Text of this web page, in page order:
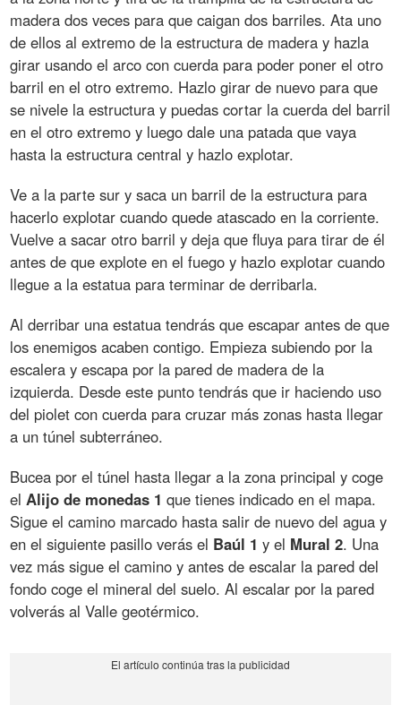
madera dos veces para que caigan dos barriles. Ata uno
de ellos al extremo de la estructura de madera y hazla
girar usando el arco con cuerda para poder poner el otro
barril en el otro extremo. Hazlo girar de nuevo para que
se nivele la estructura y puedas cortar la cuerda del barril
en el otro extremo y luego dale una patada que vaya
hasta la estructura central y hazlo explotar.
Ve a la parte sur y saca un barril de la estructura para
hacerlo explotar cuando quede atascado en la corriente.
Vuelve a sacar otro barril y deja que fluya para tirar de él
antes de que explote en el fuego y hazlo explotar cuando
llegue a la estatua para terminar de derribarla.
Al derribar una estatua tendrás que escapar antes de que
los enemigos acaben contigo. Empieza subiendo por la
escalera y escapa por la pared de madera de la
izquierda. Desde este punto tendrás que ir haciendo uso
del piolet con cuerda para cruzar más zonas hasta llegar
a un túnel subterráneo.
Bucea por el túnel hasta llegar a la zona principal y coge
elAlijo de monedas 1 que tienes indicado en el mapa.
Sigue el camino marcado hasta salir de nuevo del agua y
en el siguiente pasillo verás el Baúl 1 y el Mural 2. Una
vez más sigue el camino y antes de escalar la pared del
fondo coge el mineral del suelo. Al escalar por la pared
volverás al Valle geotérmico.